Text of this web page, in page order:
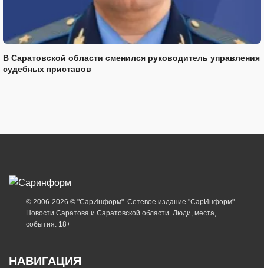
В Саратовской области сменился руководитель управления
судебных приставов
© 2006-2026 © "СарИнформ". Сетевое издание "СарИнформ".
Новости Саратова и Саратовской области. Люди, места,
события. 18+
НАВИГАЦИЯ